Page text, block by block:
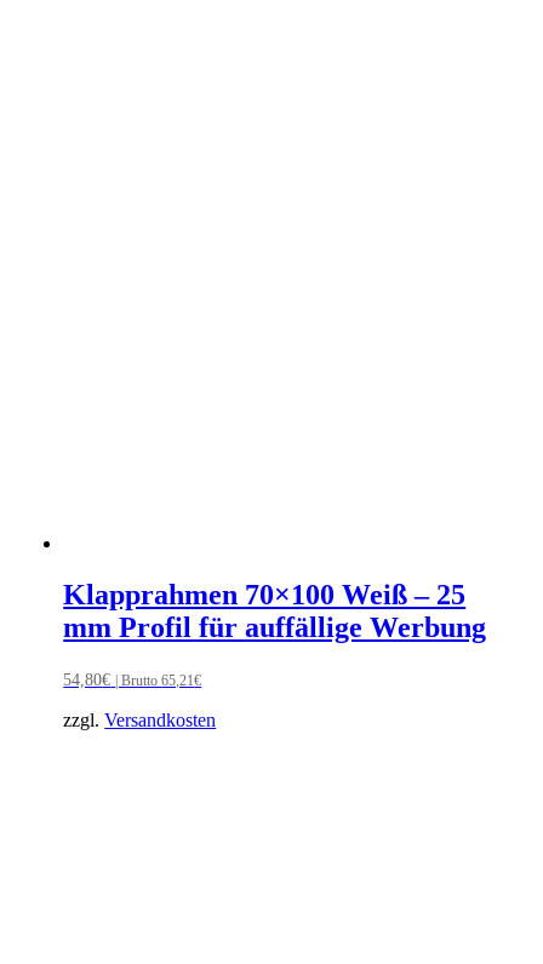
Klapprahmen 70×100 Weiß – 25
mm Profil für auffällige Werbung
54,80€ | Brutto65,21€
zzgl.Versandkosten